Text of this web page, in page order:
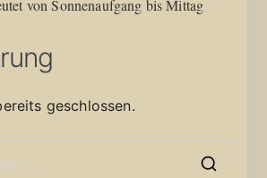
von Sonnenaufgang bis Mittag
geschlossen.